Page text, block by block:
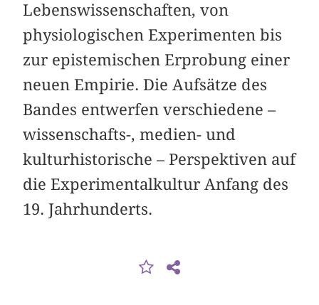
Lebenswissenschaften, von
physiologischen Experimenten bis
zur epistemischen Erprobung einer
neuen Empirie. Die Aufsätze des
Bandes entwerfen verschiedene –
wissenschafts-, medien- und
kulturhistorische – Perspektiven auf
die Experimentalkultur Anfang des
19. Jahrhunderts.